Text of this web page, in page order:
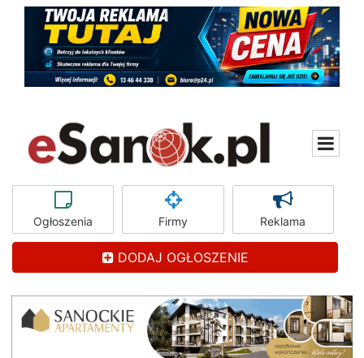
Ogłoszenia Firmy Reklama
DODAJ OGŁOSZENIE